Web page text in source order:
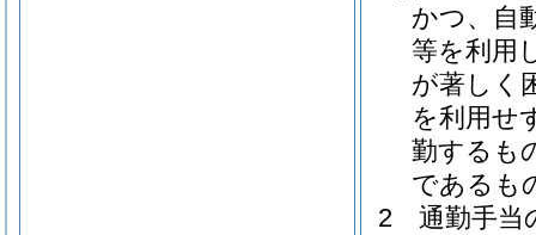
かつ、自
等を利用
が著しく
を利用せ
勤するも
であるも
2
通勤手当